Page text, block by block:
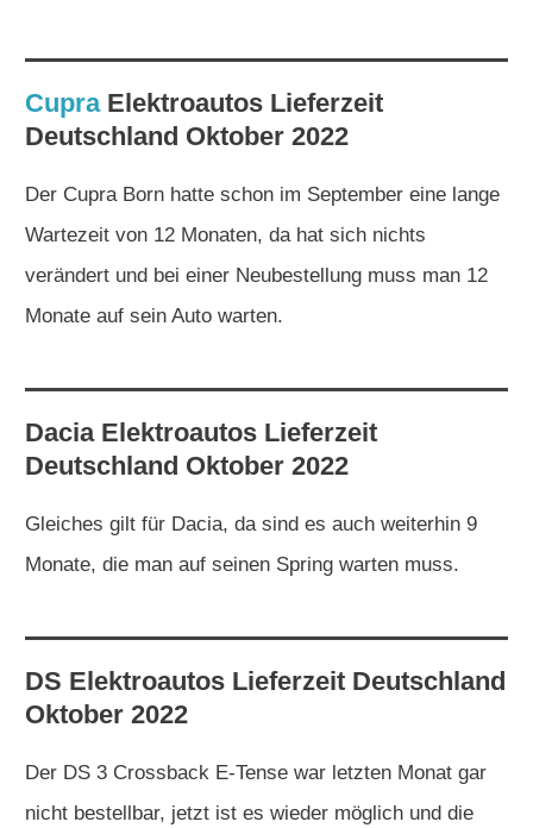
Cupra Elektroautos Lieferzeit
Deutschland Oktober 2022
Der Cupra Born hatte schon im September eine lange
Wartezeit von 12 Monaten, da hat sich nichts
verändert und bei einer Neubestellung muss man 12
Monate auf sein Auto warten.
Dacia Elektroautos Lieferzeit
Deutschland Oktober 2022
Gleiches gilt für Dacia, da sind es auch weiterhin 9
Monate, die man auf seinen Spring warten muss.
DS Elektroautos Lieferzeit Deutschland
Oktober 2022
Der DS 3 Crossback E-Tense war letzten Monat gar
nicht bestellbar, jetzt ist es wieder möglich und die